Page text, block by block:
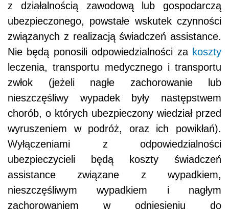
z działalnością zawodową lub gospodarczą
ubezpieczonego, powstałe wskutek czynności
związanych z realizacją świadczeń assistance.
Nie będą ponosili odpowiedzialności za koszty
leczenia, transportu medycznego i transportu
zwłok (jeżeli nagłe zachorowanie lub
nieszczęśliwy wypadek były następstwem
chorób, o których ubezpieczony wiedział przed
wyruszeniem w podróż, oraz ich powikłań).
Wyłączeniami z odpowiedzialności
ubezpieczycieli będą koszty świadczeń
assistance związane z wypadkiem,
nieszczęśliwym wypadkiem i nagłym
zachorowaniem w odniesieniu do